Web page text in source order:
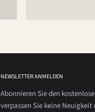
NEWSLETTER ANMELDEN
Abonnieren Sie den
verpassen Sie keine Neuigkeit